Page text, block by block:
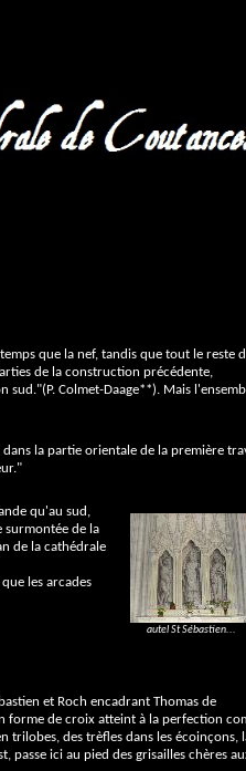
que la nef, tandis que tout le reste
de la construction précédente,
sud."(P. Colmet-Daage**). Mais
la partie orientale de la première
qu'au sud,
surmontée de la
de la cathédrale
les arcades
autel St Sébastien...
et Roch encadrant Thomas de
forme de croix atteint à la perfection
trilobes, des trèfles dans les écoinçons,
passe ici au pied des grisailles chères